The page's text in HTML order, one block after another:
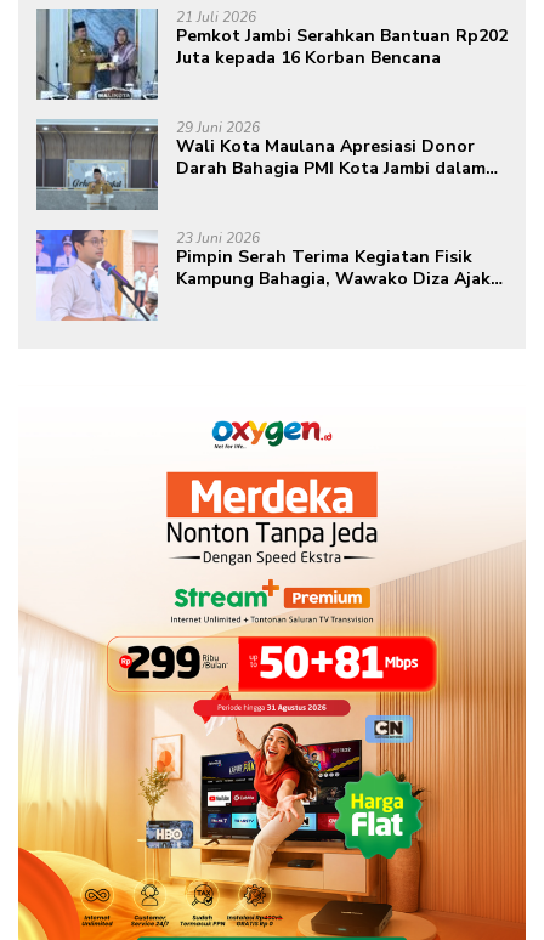
21 Juli 2026
Pemkot Jambi Serahkan Bantuan Rp202
Juta kepada 16 Korban Bencana
29 Juni 2026
Wali Kota Maulana Apresiasi Donor
Darah Bahagia PMI Kota Jambi dalam
23 Juni 2026
Pimpin Serah Terima Kegiatan Fisik
Kampung Bahagia, Wawako Diza Ajak